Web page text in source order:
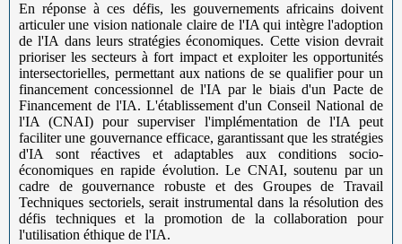
En réponse à ces défis, les gouvernements africains doivent
articuler une vision nationale claire de l'IA qui intègre l'adoption
de l'IA dans leurs stratégies économiques. Cette vision devrait
prioriser les secteurs à fort impact et exploiter les opportunités
intersectorielles, permettant aux nations de se qualifier pour un
financement concessionnel de l'IA par le biais d'un Pacte de
Financement de l'IA. L'établissement d'un Conseil National de
l'IA (CNAI) pour superviser l'implémentation de l'IA peut
faciliter une gouvernance efficace, garantissant que les stratégies
d'IA sont réactives et adaptables aux conditions socio-
économiques en rapide évolution. Le CNAI, soutenu par un
cadre de gouvernance robuste et des Groupes de Travail
Techniques sectoriels, serait instrumental dans la résolution des
défis techniques et la promotion de la collaboration pour
l'utilisation éthique de l'IA.